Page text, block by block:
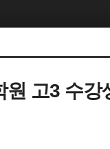
고3 수강